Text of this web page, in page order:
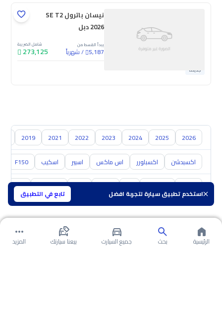
استخدم تطبيق سيارة لتجربة افضل تابع في التطبيق
نيسان باترول SE T2
2026 دبل
يبدأ القسط من
5,187
/شهرياً
شامل الضريبة
273,125
جديدة
2026
2025
2024
2023
2022
2021
2019
اكسبدشن اكسبلورر اس ماكس اسبير اسكيب F150
سوزوكي هافال
الرئيسية بحث جميع السيارت بيعنا سيارتك المزيد